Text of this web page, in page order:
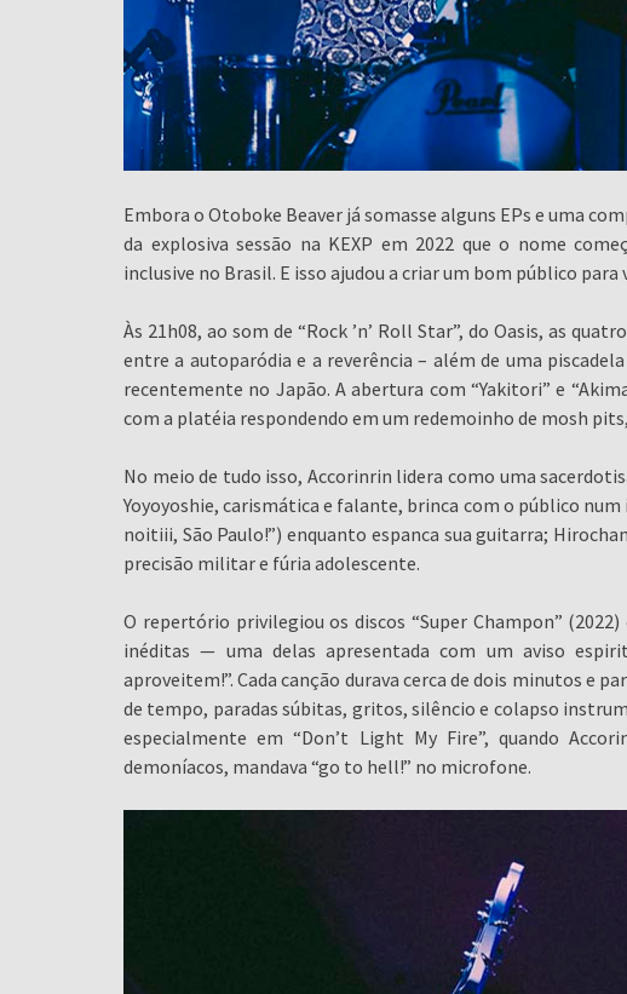
Embora o Otoboke Beaver já somasse alguns EPs e uma
da explosiva sessão na KEXP em 2022 que o nome
inclusive no Brasil. E isso ajudou a criar um bom público
Às 21h08, ao som de “Rock ’n’ Roll Star”, do Oasis, as
entre a autoparódia e a reverência – além de uma
recentemente no Japão. A abertura com “Yakitori” e
com a platéia respondendo em um redemoinho de mosh
No meio de tudo isso, Accorinrin lidera como uma
Yoyoyoshie, carismática e falante, brinca com o público
noitiii, São Paulo!”) enquanto espanca sua guitarra;
precisão militar e fúria adolescente.
O repertório privilegiou os discos “Super Champon”
inéditas — uma delas apresentada com um aviso
aproveitem!”. Cada canção durava cerca de dois minutos e
de tempo, paradas súbitas, gritos, silêncio e colapso
especialmente em “Don’t Light My Fire”, quando
demoníacos, mandava “go to hell!” no microfone.